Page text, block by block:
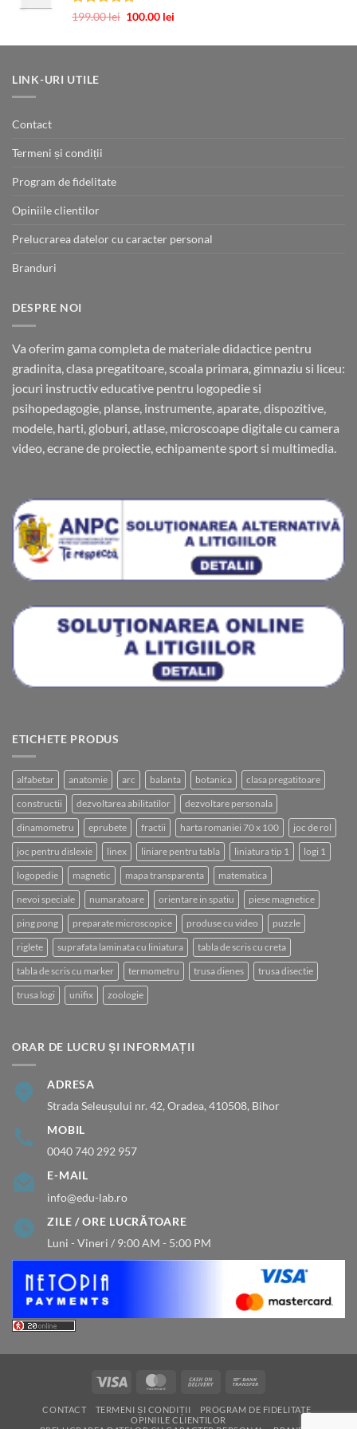
Evaluat la
199.00lei Prețul
a
100.00 lei
este:
LINK-URI UTILE
Contact
Termeni și condiții
Program de fidelitate
Opiniile clientilor
Prelucrarea datelor cu caracter personal
Branduri
DESPRE NOI
Va oferim gama completa de materiale didactice pentru
gradinita, clasa pregatitoare, scoala primara, gimnaziu si liceu:
jocuri instructiv educative pentru logopedie si
psihopedagogie, planse, instrumente, aparate, dispozitive,
modele, harti, globuri, atlase, microscoape digitale cu camera
video, ecrane de proiectie, echipamente sport si multimedia.
ETICHETE PRODUS
alfabetar anatomie arc balanta botanica clasa pregatitoare
constructii dezvoltarea abilitatilor dezvoltare personala
dinamometru eprubete fractii harta romaniei 70 x 100 joc de rol
joc pentru dislexie linex liniare pentru tabla liniatura tip 1 logi 1
logopedie magnetic mapa transparenta matematica
nevoi speciale numaratoare orientare in spatiu piese magnetice
ping pong preparate microscopice produse cu video puzzle
riglete suprafata laminata cu liniatura tabla de scris cu creta
tabla de scris cu marker termometru trusa dienes trusa disectie
trusa logi unifix zoologie
ORAR DE LUCRU ȘI INFORMAȚII
ADRESA
Strada Seleușului nr. 42, Oradea, 410508, Bihor
MOBIL
0040 740 292 957
E-MAIL
info@edu-lab.ro
ZILE / ORE LUCRĂTOARE
Luni - Vineri / 9:00 AM - 5:00 PM
Visa MasterCardCash
Delivery
CONTACT TERMENI ȘI CONDIȚII
PROGRAM DE FIDELITATE
OPINIILE CLIENTILOR